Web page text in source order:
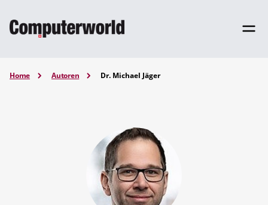
Home Autoren Dr. Michael Jäger